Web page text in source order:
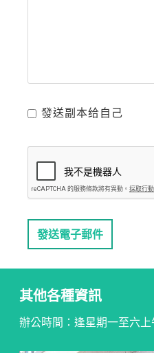
發送副本给自己
發送電子郵件
其他各種資訊
辦公時間：逢星期一至六